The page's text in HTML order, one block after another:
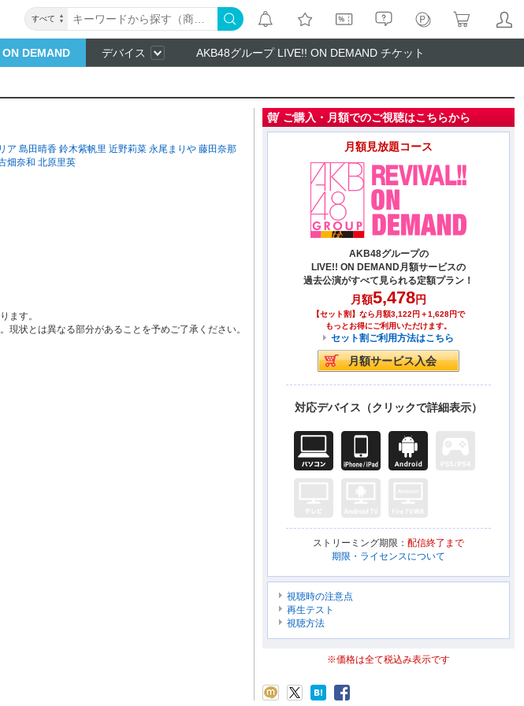
すべて
DEMAND デバイス AKB48グループ LIVE!! ON DEMAND チケット
ア 島田晴香 鈴木紫帆里 近野莉菜 永尾まりや 藤田奈那
畑奈和 北原里英
ます。
状とは異なる部分があることを予めご了承ください。
ご購入・月額でのご視聴はこちらから
月額見放題コース
AKB48グループの
LIVE!! ON DEMAND月額サービスの
過去公演がすべて見られる定額プラン！
月額5,478円
【セット割】なら月額3,122円＋1,628円で
もっとお得にご利用いただけます。
セット割ご利用方法はこちら
対応デバイス（クリックで詳細表示）
ストリーミング期限： 配信終了まで
期限・ライセンスについて
視聴時の注意点
再生テスト
視聴方法
※価格は全て税込み表示です